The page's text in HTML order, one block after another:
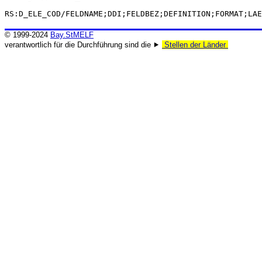
RS:D_ELE_COD/
© 1999-2024 Bay.StMELF
verantwortlich für die Durchführung sind die ⯈
Stellen der Länder